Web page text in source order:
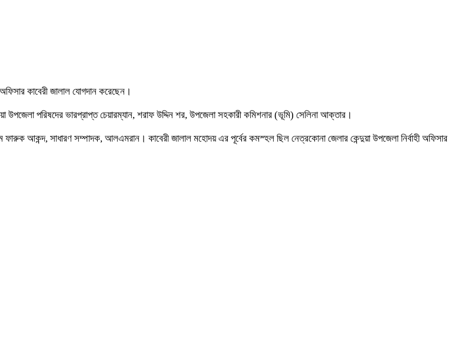
কাবেরী জালাল যোগদান করেছেন।
উপজেলা পরিষদের ভারপ্রাপ্ত চেয়ারম্যান, শরাফ উদ্দিন শর, উপজেলা সহকারী কমিশনার (ভূমি) সেলিনা আক্তার।
আকন্দ, সাধারণ সম্পাদক, আলএমরান। কাবেরী জালাল মহোদয় এর পূর্বের কমস্হল ছিল নেত্রকোনা জেলার কেন্দুয়া উপজেলা নির্বাহী অফিসার